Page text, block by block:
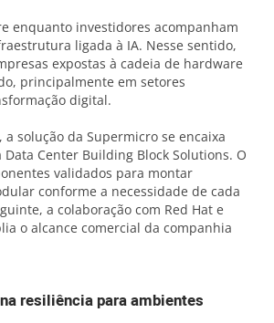
enquanto investidores acompanham
ligada à IA. Nesse sentido,
expostas à cadeia de hardware
principalmente em setores
digital.
a solução da Supermicro se encaixa
Center Building Block Solutions. O
validados para montar
conforme a necessidade de cada
a colaboração com Red Hat e
o alcance comercial da companhia
resiliência para ambientes